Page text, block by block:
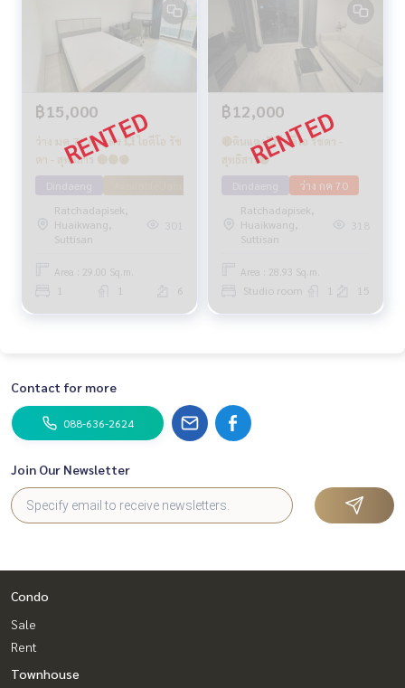
฿15,000
ว่าง มค 71 ดินแดง 💥 ไอดีโอ รัช
ดา - สุทธิสาร 🔴🟢🟡
Ratchadapisek,
Huaikwang,
Suttisan
301
Area : 29.00 Sq.m.
1 1 6
฿12,000
🔴ดินแดง💥 ไอดีโอ รัชดา -
สุทธิสาร🔴
ว่าง กค 70
Ratchadapisek,
Huaikwang,
Suttisan
318
Area : 28.93 Sq.m.
Studio room 1 15
Contact for more
088-636-2624
Join Our Newsletter
Condo
Sale
Rent
Townhouse